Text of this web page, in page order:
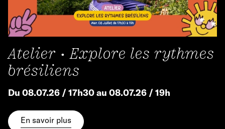
Atelier • Explore les rythmes
brésiliens
Du 08.07.26 / 17h30 au 08.07.26 / 19h
En savoir plus